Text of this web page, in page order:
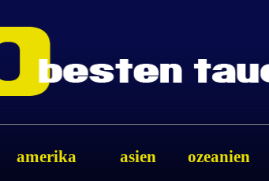
amerika asien ozeanien